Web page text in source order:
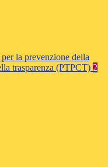
la prevenzione della
trasparenza (PTPCT) 2